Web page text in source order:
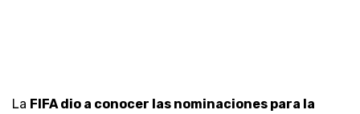
La FIFA dio a conocer las nominaciones para la